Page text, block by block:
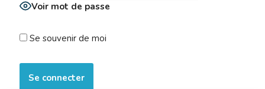
Voir mot de passe
Se souvenir de moi